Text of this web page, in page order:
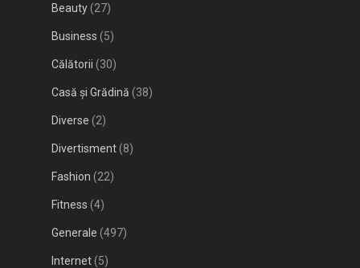
Beauty(27)
Business (5)
Călătorii (30)
Casă și Grădină (38)
Diverse (2)
Divertisment(8)
Fashion (22)
Fitness (4)
Generale (497)
Internet(5)